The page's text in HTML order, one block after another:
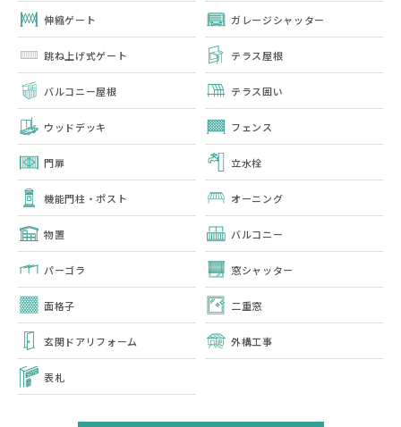
伸縮ゲート ガレージシャッター
跳ね上げ式ゲート テラス屋根
バルコニー屋根 テラス囲い
ウッドデッキ フェンス
門扉 立水栓
機能門柱・ポスト オーニング
物置 バルコニー
パーゴラ 窓シャッター
面格子 二重窓
玄関ドアリフォーム 外構工事
表札